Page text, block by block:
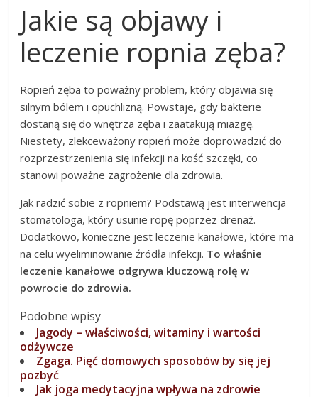
Jakie są objawy i
leczenie ropnia zęba?
Ropień zęba to poważny problem, który objawia się
silnym bólem i opuchlizną. Powstaje, gdy bakterie
dostaną się do wnętrza zęba i zaatakują miazgę.
Niestety, zlekceważony ropień może doprowadzić do
rozprzestrzenienia się infekcji na kość szczęki, co
stanowi poważne zagrożenie dla zdrowia.
Jak radzić sobie z ropniem? Podstawą jest interwencja
stomatologa, który usunie ropę poprzez drenaż.
Dodatkowo, konieczne jest leczenie kanałowe, które ma
na celu wyeliminowanie źródła infekcji. To właśnie
leczenie kanałowe odgrywa kluczową rolę w
powrocie do zdrowia.
Podobne wpisy
Jagody – właściwości, witaminy i wartości
odżywcze
Zgaga. Pięć domowych sposobów by się jej
pozbyć
Jak joga medytacyjna wpływa na zdrowie